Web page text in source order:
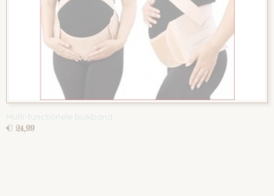
Multi-functionele buikband
€ 24,99